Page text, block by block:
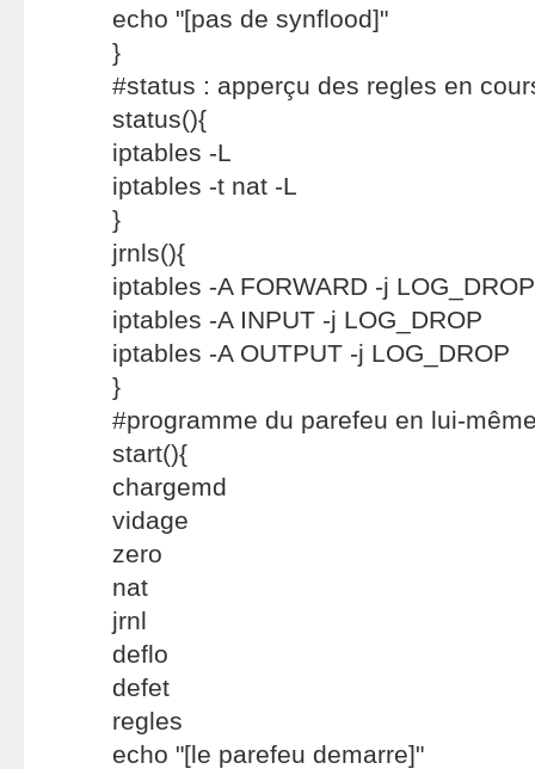
echo "[pas de synflood]"
}
#status : apperçu des regles en
status(){
iptables -L
iptables -t nat -L
}
jrnls(){
iptables -A FORWARD -j LOG_DROP
iptables -A INPUT -j LOG_DROP
iptables -A OUTPUT -j LOG_DROP
}
#programme du parefeu en lui-
start(){
chargemd
vidage
zero
nat
jrnl
deflo
defet
regles
echo "[le parefeu demarre]"